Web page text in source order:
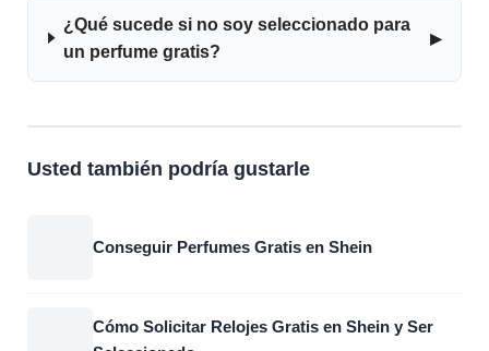
¿Qué sucede si no soy seleccionado para
un perfume gratis?
▸
Usted también podría gustarle
Conseguir Perfumes Gratis en Shein
Cómo Solicitar Relojes Gratis en Shein y Ser